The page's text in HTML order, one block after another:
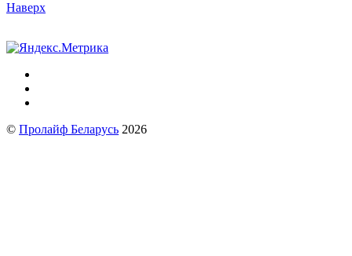
Наверх
© Пролайф Беларусь 2026